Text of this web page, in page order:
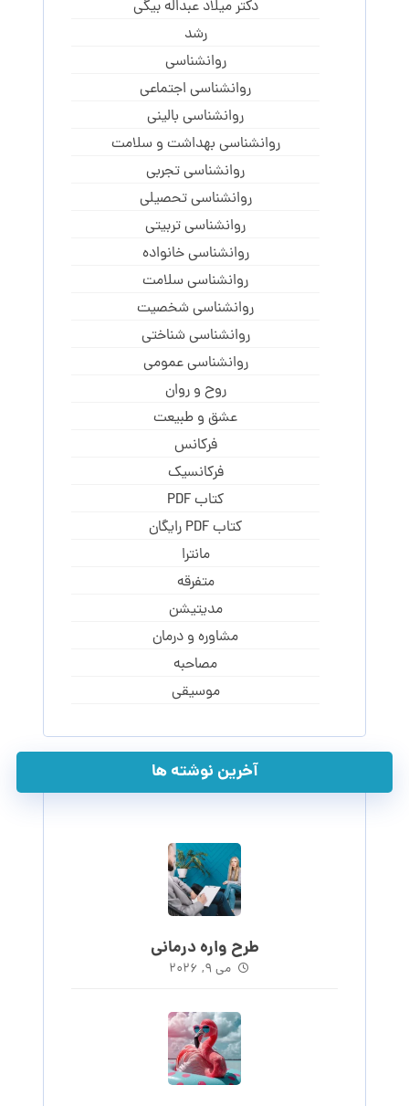
دکتر میلاد عبداله بیگی
رشد
روانشناسی
روانشناسی اجتماعی
روانشناسی بالینی
روانشناسی بهداشت و سلامت
روانشناسی تجربی
روانشناسی تحصیلی
روانشناسی تربیتی
روانشناسی خانواده
روانشناسی سلامت
روانشناسی شخصیت
روانشناسی شناختی
روانشناسی عمومی
روح و روان
عشق و طبیعت
فرکانس
فرکانسیک
کتاب PDF
کتاب PDF رایگان
مانترا
متفرقه
مدیتیشن
مشاوره و درمان
مصاحبه
موسیقی
آخرین نوشته ها
طرح واره درمانی
می ۹, ۲۰۲۶